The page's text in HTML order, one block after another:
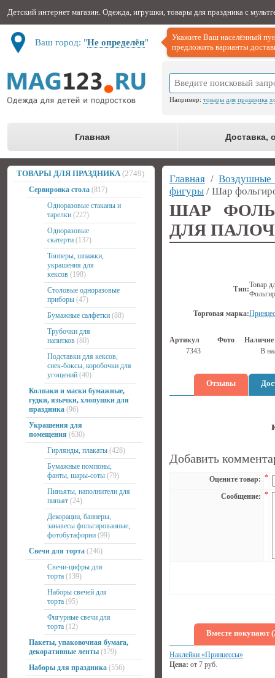
Детский интернет магазин. Одежда, игрушки, товары для праздника с
Ваш город: "Не определён"
Укажите Ваш населённый
предложить варианты
Например: товары для праздника
Главная Доставка,
ТОВАРЫ ДЛЯ ПРАЗДНИКА (2749)
Сервировка стола (817)
Одноразовые стаканы и
тарелки (227)
Одноразовые
скатерти (137)
Топперы, шпажки,
украшения для
кексов (198)
Столовые одноразовые
приборы (47)
Бумажные салфетки (88)
Трубочки для
напитков (80)
Подставки для кексов,
снек-боксы, коробочки для
угощений (40)
Колпаки и маски бумажные,
гудки, язычки, хлопушки для
праздника (96)
Украшения для
помещения (630)
Гирлянды, плакаты (428)
Бумажные помпоны,
фанты, шары-соты (79)
Пиньяты, наполнители для
пиньят (24)
Декорации, баннеры,
занавесы фольгированные,
фотобутафории (99)
Свечи для торта (246)
Свечи-цифры для
торта (139)
Наборы свечей для
торта (95)
Фигурные свечи для
торта (12)
Пакеты, упаковочная бумага,
декоративные ленты (179)
Наборы для праздника (556)
Главная /
фигуры / Шар
ШАР
ДЛЯ
Тип:Товар
Торговая марка:
Артикул Фото
Наличие
7343
В
Отзывы
Добавить
Оцените товар: *
Сообщение: *
Вместе покупают
Наклейки «Принцессы»
Цена: от 7 руб.